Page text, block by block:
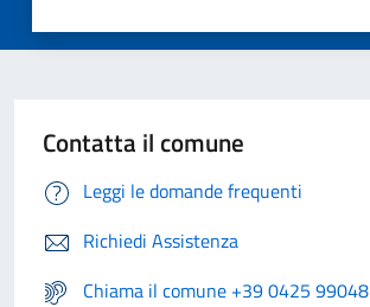
Contatta il comune
Leggi le domande frequenti
Richiedi Assistenza
Chiama il comune +39 0425 99048